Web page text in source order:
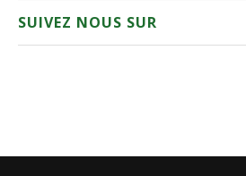
SUIVEZ NOUS SUR